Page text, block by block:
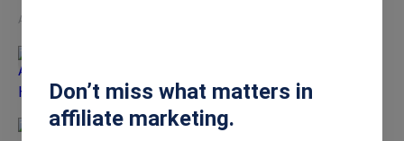
Apr 30, 2026
Don’t miss what matters in
affiliate marketing.